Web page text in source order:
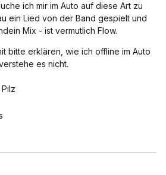
ich mir im Auto auf diese Art zu
ein Lied von der Band gespielt und
Mix - ist vermutlich Flow.
bitte erklären, wie ich offline im Auto
es nicht.